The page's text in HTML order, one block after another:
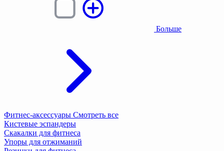
Больше
Фитнес-аксессуары Смотреть все
Кистевые эспандеры
Скакалки для фитнеса
Упоры для отжиманий